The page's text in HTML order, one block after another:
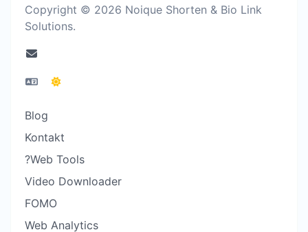
Copyright © 2026 Noique Shorten & Bio Link
Solutions.
Blog
Kontakt
?Web Tools
Video Downloader
FOMO
Web Analytics